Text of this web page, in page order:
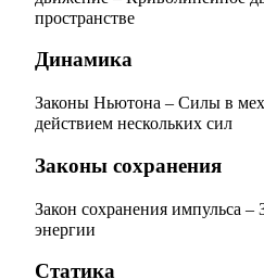
пространстве
Динамика
Законы Ньютона – Силы в
действием нескольких сил
Законы сохранения
Закон сохранения импульса –
энергии
Статика